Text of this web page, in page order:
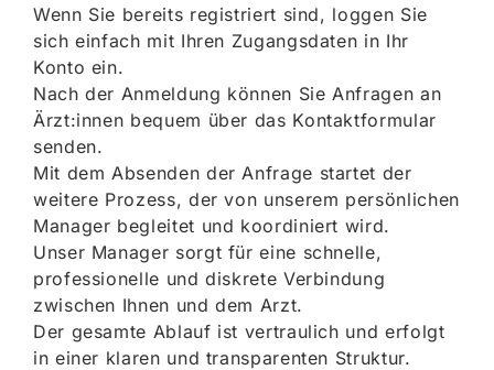
Wenn Sie bereits registriert sind, loggen Sie
sich einfach mit Ihren Zugangsdaten in Ihr
Konto ein.
Nach der Anmeldung können Sie Anfragen an
Ärzt:innen bequem über das Kontaktformular
senden.
Mit dem Absenden der Anfrage startet der
weitere Prozess, der von unserem persönlichen
Manager begleitet und koordiniert wird.
Unser Manager sorgt für eine schnelle,
professionelle und diskrete Verbindung
zwischen Ihnen und dem Arzt.
Der gesamte Ablauf ist vertraulich und erfolgt
in einer klaren und transparenten Struktur.